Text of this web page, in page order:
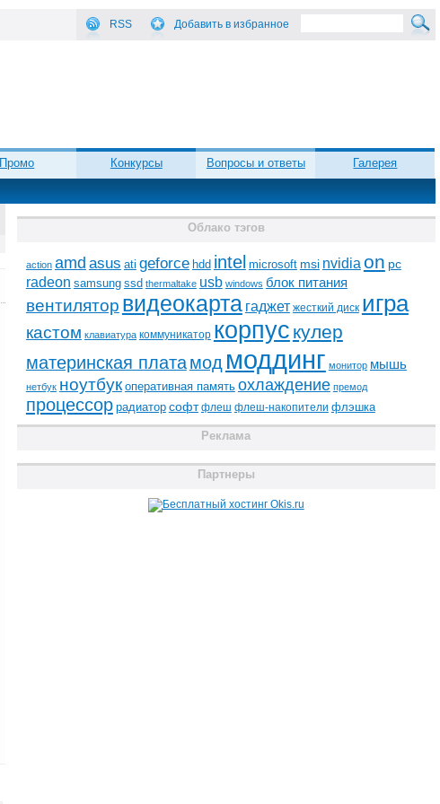
RSS Добавить в избранное
Промо Конкурсы Вопросы и ответы Галерея
Облако тэгов
action amd asus ati geforce hdd intel microsoft msi nvidia on pc
radeon samsung ssd thermaltake usb windows блок питания
вентилятор видеокарта гаджет жесткий диск игра
кастом клавиатура коммуникатор корпус кулер
материнская платамод моддинг монитор мышь
нетбук ноутбук оперативная память охлаждение премод
процессор радиатор софт флеш флеш-накопители флэшка
Реклама
Партнеры